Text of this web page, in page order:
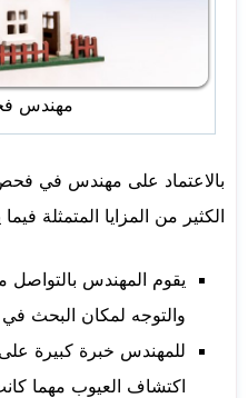
مهندس
بالاعتماد على مهندس في
الكثير من المزايا المتمثلة
يقوم المهندس بالتواصل
والتوجه لمكان البحث
للمهندس خبرة كبيرة
اكتشاف العيوب مهما